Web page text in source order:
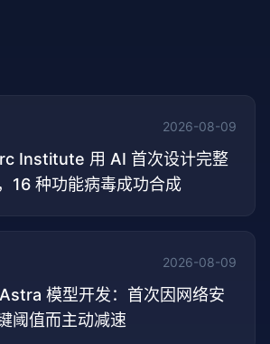
2026-08-09
Institute 用 AI 首次设计完整
16 种功能病毒成功合成
2026-08-09
模型开发：首次因网络安
阈值而主动减速